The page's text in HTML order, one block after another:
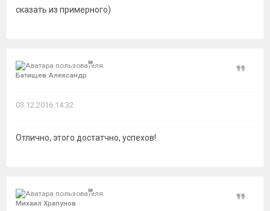
сказать из примерного)
Батищев Александр
Цитата
03.12.2016 14:32
Отлично, этого достатчно, успехов!
Михаил Храпунов
Цитата